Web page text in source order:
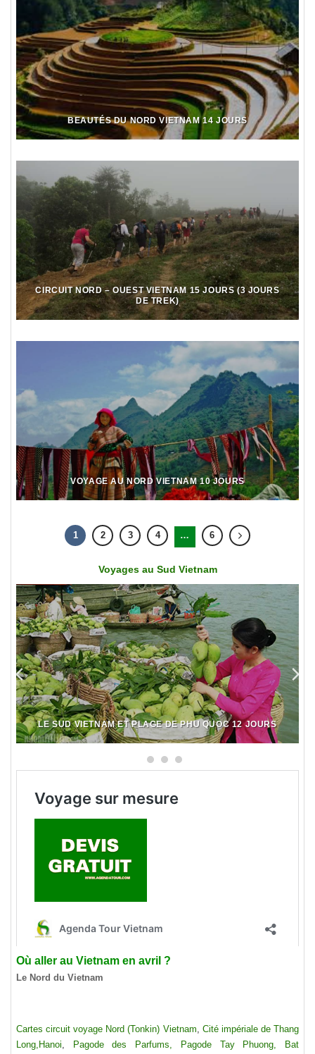
BEAUTÉS DU NORD VIETNAM 14 JOURS
CIRCUIT NORD – OUEST VIETNAM 15 JOURS (3 JOURS
DE TREK)
VOYAGE AU NORD VIETNAM 10 JOURS
1 2 3 4 … 6
Voyages au Sud Vietnam
LE SUD VIETNAM ET PLAGE DE PHU QUOC 12 JOURS
Où aller au Vietnam en avril ?
Le Nord du Vietnam
Cartes circuit voyage Nord (Tonkin) Vietnam, Cité impériale de Thang
Long, Hanoi, Pagode des Parfums, Pagode Tay Phuong,
Bat